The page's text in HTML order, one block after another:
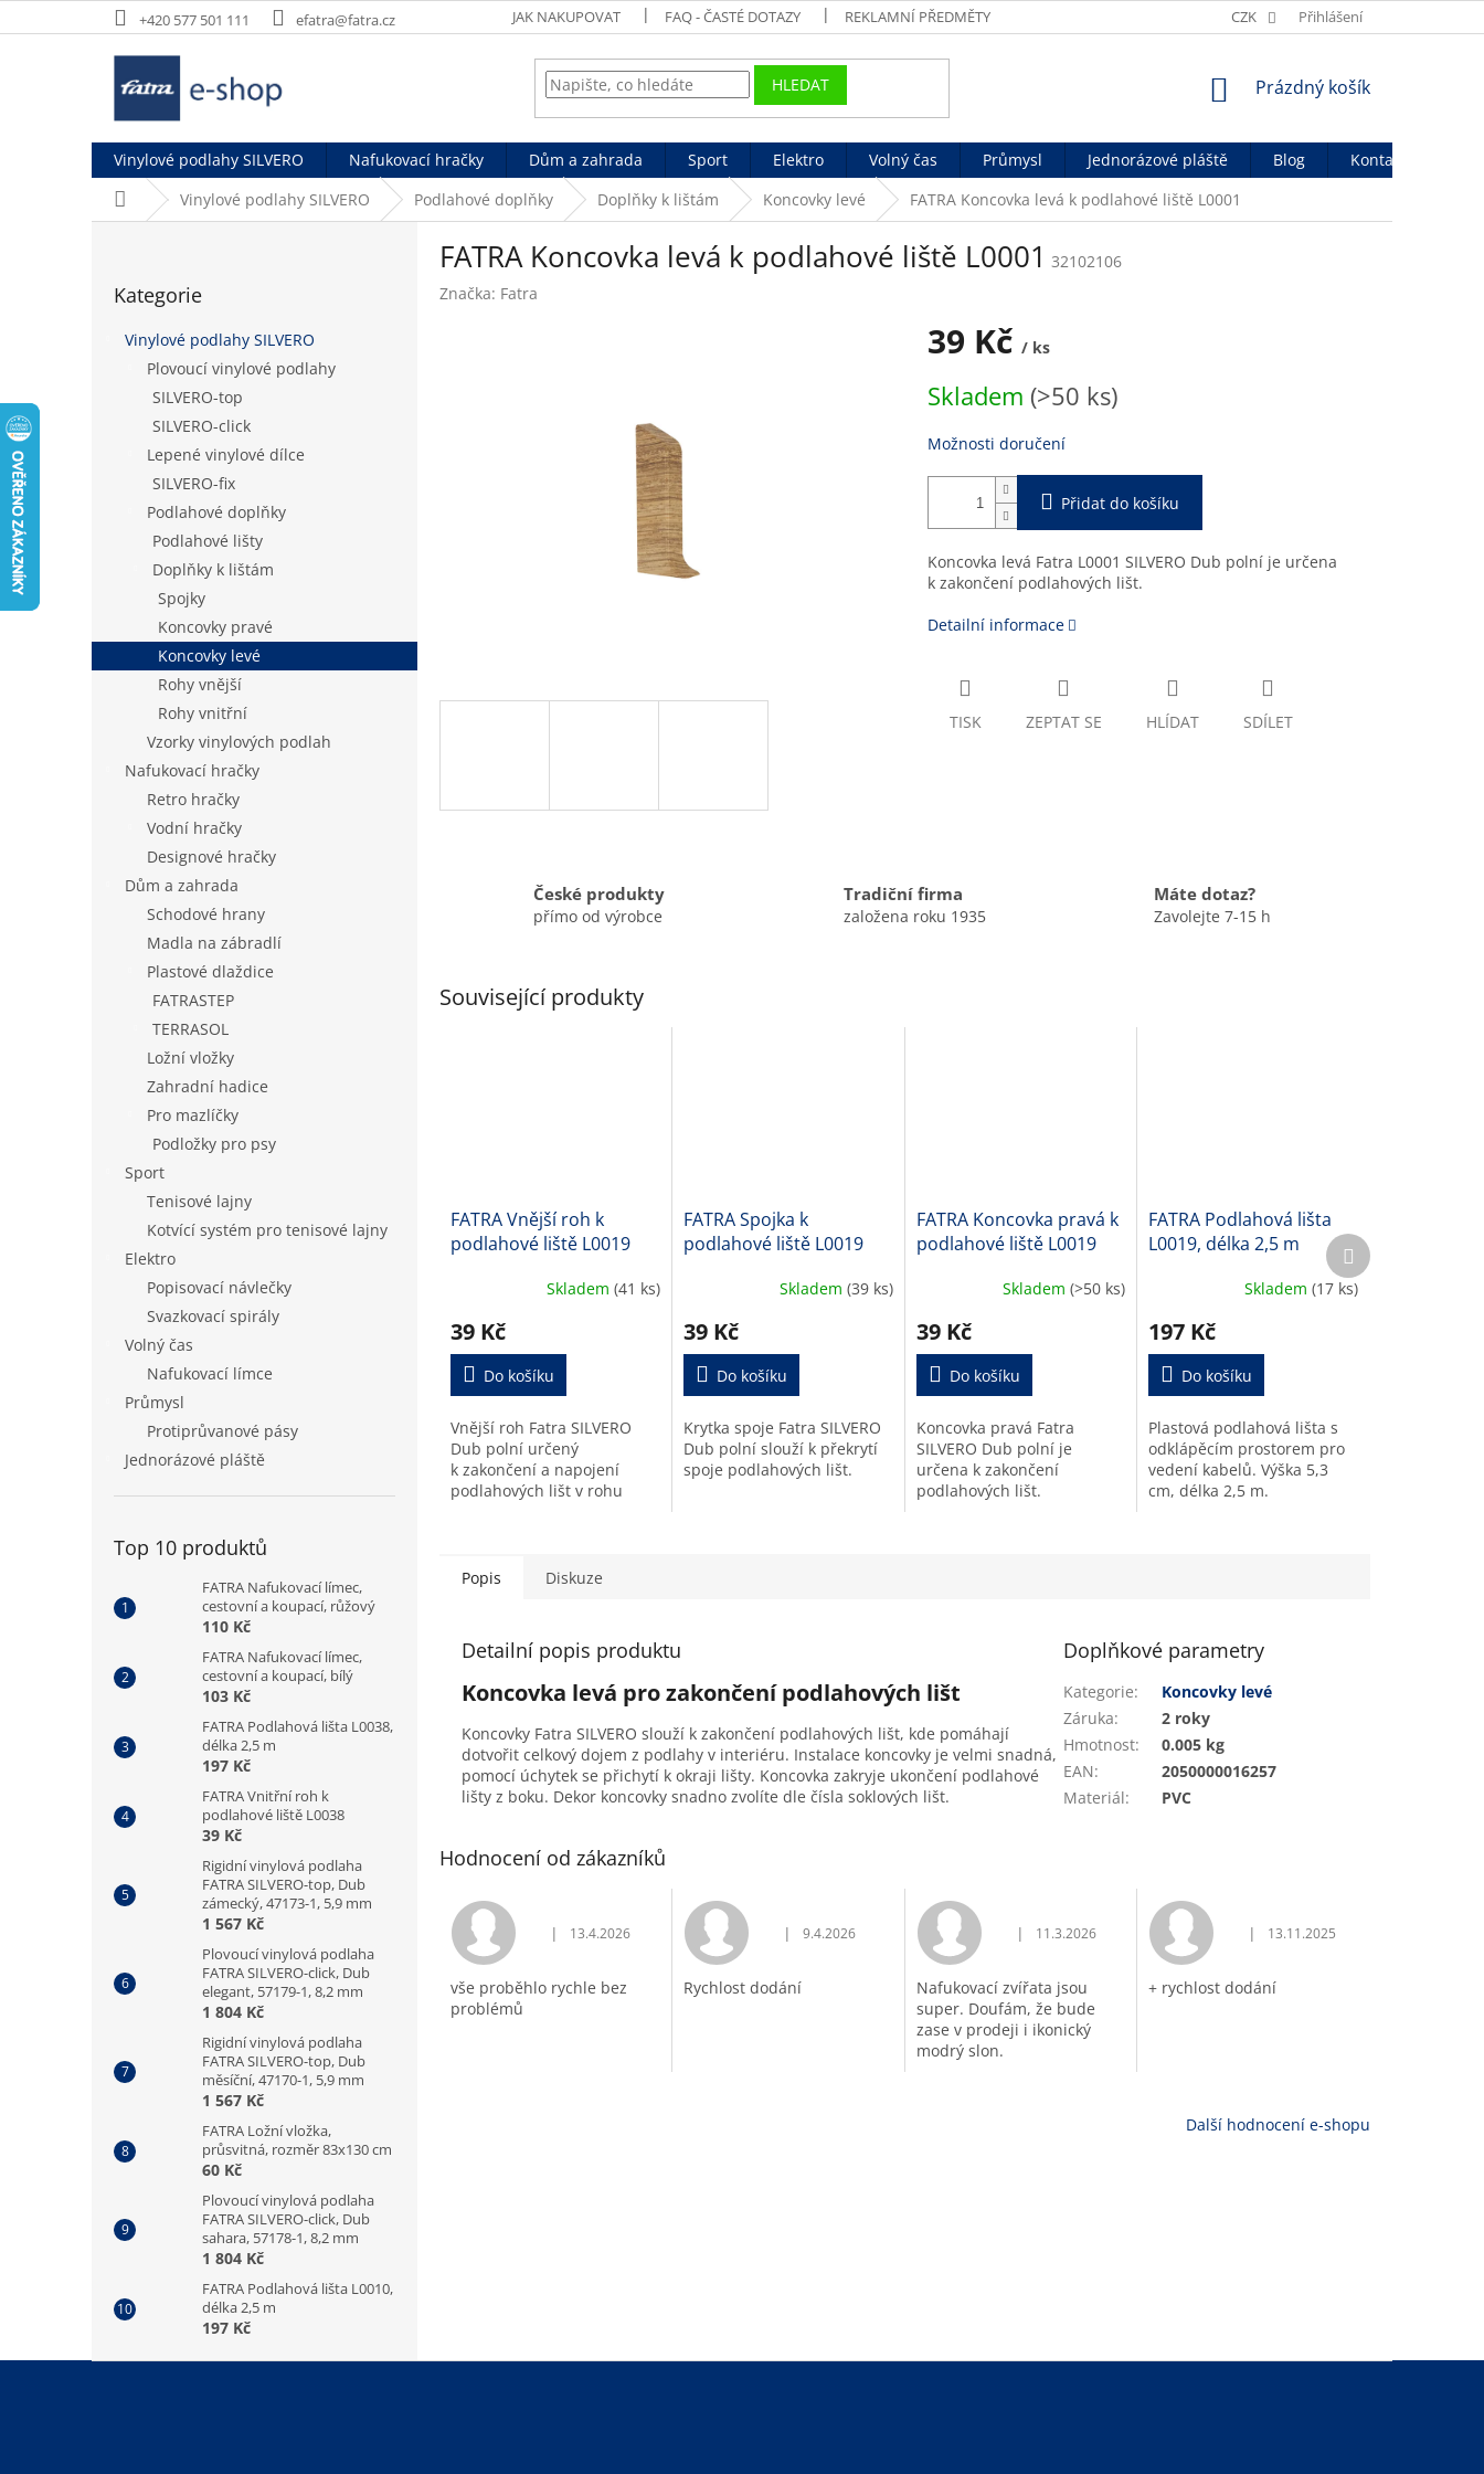
na
+420 577 501 111 efatra@fatra.cz JAK NAKUPOVAT FAQ - ČASTÉ DOTAZY REKLAMNÍ PŘEDMĚTY OCHRANA OSOB. ÚDAJŮ
CZK Přihlášení
HLEDAT
NÁKUPNÍ
Prázdný košík
Vinylové podlahy SILVERO Nafukovací hračky Dům a zahrada Sport Elektro Volný čas Průmysl Jednorázové pláště Blog
Kontakty
Domů Vinylové podlahy SILVERO Podlahové doplňky Doplňky k lištám Koncovky levé FATRA Koncovka levá k podlahové liště L0001
kategorie
Kategorie
Vinylové podlahy SILVERO
Plovoucí vinylové podlahy
SILVERO-top
SILVERO-click
Lepené vinylové dílce
SILVERO-fix
Podlahové doplňky
Podlahové lišty
Doplňky k lištám
Spojky
Koncovky pravé
Koncovky levé
Rohy vnější
Rohy vnitřní
Vzorky vinylových podlah
Nafukovací hračky
Retro hračky
Vodní hračky
Designové hračky
Dům a zahrada
Schodové hrany
Madla na zábradlí
Plastové dlaždice
FATRASTEP
TERRASOL
Ložní vložky
Zahradní hadice
Pro mazlíčky
Podložky pro psy
Sport
Tenisové lajny
Kotvící systém pro tenisové lajny
Elektro
Popisovací návlečky
Svazkovací spirály
Volný čas
Nafukovací límce
Průmysl
Protiprůvanové pásy
Jednorázové pláště
Top 10 produktů
FATRA Nafukovací límec,
cestovní a koupací, růžový
110 Kč
FATRA Nafukovací límec,
cestovní a koupací, bílý
103 Kč
FATRA Podlahová lišta L0038,
délka 2,5 m
197 Kč
FATRA Vnitřní roh k
podlahové liště L0038
39 Kč
Rigidní vinylová podlaha
FATRA SILVERO-top, Dub
zámecký, 47173-1, 5,9 mm
1 567 Kč
Plovoucí vinylová podlaha
FATRA SILVERO-click, Dub
elegant, 57179-1, 8,2 mm
1 804 Kč
Rigidní vinylová podlaha
FATRA SILVERO-top, Dub
měsíční, 47170-1, 5,9 mm
1 567 Kč
FATRA Ložní vložka,
průsvitná, rozměr 83x130 cm
60 Kč
Plovoucí vinylová podlaha
FATRA SILVERO-click, Dub
sahara, 57178-1, 8,2 mm
1 804 Kč
FATRA Podlahová lišta L0010,
délka 2,5 m
197 Kč
FATRA Koncovka levá k podlahové liště L0001 32102106
Značka: Fatra
39 Kč / ks
cena:
Skladem (>50 ks)
Možnosti doručení
Přidat do košíku
Koncovka levá Fatra L0001 SILVERO Dub polní je určena
k zakončení podlahových lišt.
Detailní informace
TISK ZEPTAT SE HLÍDAT SDÍLET
České produkty
přímo od výrobce
Tradiční firma
založena roku 1935
Máte dotaz?
Zavolejte 7-15 h
Související produkty
FATRA Vnější roh k
podlahové liště L0019
Skladem (41 ks)
39 Kč
Do košíku
Vnější roh Fatra SILVERO
Dub polní určený
k zakončení a napojení
podlahových lišt v rohu
FATRA Spojka k
podlahové liště L0019
Skladem (39 ks)
39 Kč
Do košíku
Krytka spoje Fatra SILVERO
Dub polní slouží k překrytí
spoje podlahových lišt.
FATRA Koncovka pravá k
podlahové liště L0019
Skladem(>50 ks)
39 Kč
Do košíku
Koncovka pravá Fatra
SILVERO Dub polní je
určena k zakončení
podlahových lišt.
FATRA Podlahová lišta
L0019, délka 2,5 m
Skladem (17 ks)
197 Kč
Do košíku
Plastová podlahová lišta s
odklápěcím prostorem pro
vedení kabelů. Výška 5,3
cm, délka 2,5 m.
Další
produkt
Popis Diskuze
Detailní popis produktu
Koncovka levá pro zakončení podlahových lišt
Koncovky Fatra SILVERO slouží k zakončení podlahových lišt, kde pomáhají
dotvořit celkový dojem z podlahy v interiéru. Instalace koncovky je velmi snadná,
pomocí úchytek se přichytí k okraji lišty. Koncovka zakryje ukončení podlahové
lišty z boku. Dekor koncovky snadno zvolíte dle čísla soklových lišt.
Doplňkové parametry
Kategorie:
Koncovky levé
Záruka:
2 roky
Hmotnost:
0.005 kg
EAN:
2050000016257
Materiál: PVC
Hodnocení od zákazníků
Hodnocení obchodu je 5 z 5 hvězdiček.
| 13.4.2026
vše proběhlo rychle bez
problémů
Hodnocení obchodu je 5 z 5 hvězdiček.
| 9.4.2026
Rychlost dodání
Hodnocení obchodu je 5 z 5 hvězdiček.
| 11.3.2026
Nafukovací zvířata jsou
super. Doufám, že bude
zase v prodeji i ikonický
modrý slon.
Hodnocení obchodu je 5 z 5
| 13.11.2025
+ rychlost dodání
Další hodnocení e-shopu